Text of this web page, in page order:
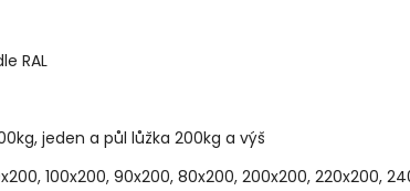
RAL
jeden a půl lůžka 200kg a výš
100x200, 90x200, 80x200, 200x200, 220x200,